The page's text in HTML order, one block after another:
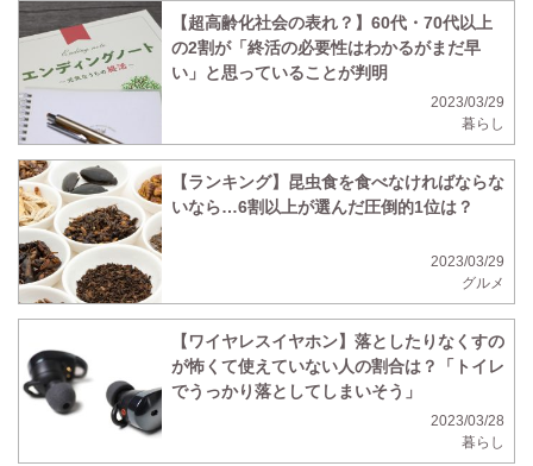
【超高齢化社会の表れ？】60代・70代以上
の2割が「終活の必要性はわかるがまだ早
い」と思っていることが判明
2023/03/29
暮らし
【ランキング】昆虫食を食べなければならな
いなら…6割以上が選んだ圧倒的1位は？
2023/03/29
グルメ
【ワイヤレスイヤホン】落としたりなくすの
が怖くて使えていない人の割合は？「トイレ
でうっかり落としてしまいそう」
2023/03/28
暮らし